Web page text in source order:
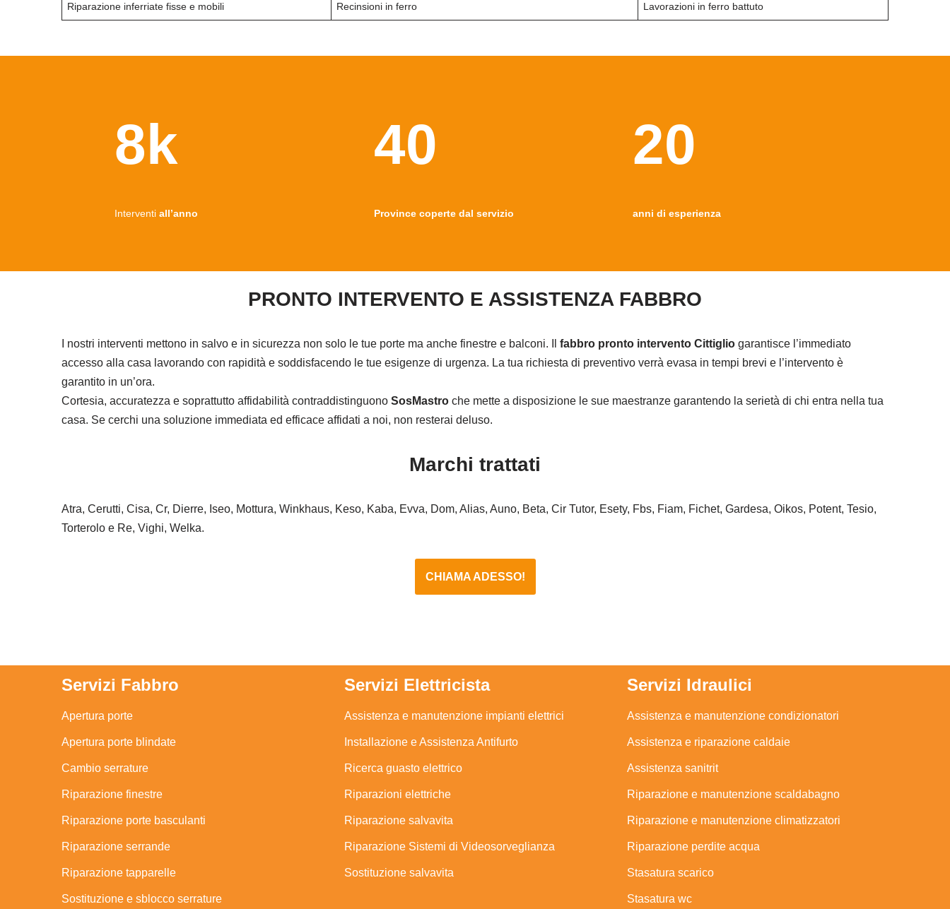
Riparazione inferriate fisse e mobili Recinsioni in ferro Lavorazioni in ferro battuto
8k
Interventi all’anno
40
Province coperte dal servizio
20
anni di esperienza
PRONTO INTERVENTO E ASSISTENZA FABBRO
I nostri interventi mettono in salvo e in sicurezza non solo le tue porte ma anche finestre e balconi. Il fabbro pronto intervento Cittiglio garantisce l’immediato
accesso alla casa lavorando con rapidità e soddisfacendo le tue esigenze di urgenza. La tua richiesta di preventivo verrà evasa in tempi brevi e l’intervento è
garantito in un’ora.
Cortesia, accuratezza e soprattutto affidabilità contraddistinguono SosMastro che mette a disposizione le sue maestranze garantendo la serietà di chi entra nella tua
casa. Se cerchi una soluzione immediata ed efficace affidati a noi, non resterai deluso.
Marchi trattati
Atra, Cerutti, Cisa, Cr, Dierre, Iseo, Mottura, Winkhaus, Keso, Kaba, Evva, Dom, Alias, Auno, Beta, Cir Tutor, Esety, Fbs, Fiam, Fichet, Gardesa, Oikos, Potent, Tesio,
Torterolo e Re, Vighi, Welka.
CHIAMA ADESSO!
Servizi Fabbro
Apertura porte
Apertura porte blindate
Cambio serrature
Riparazione finestre
Riparazione porte basculanti
Riparazione serrande
Riparazione tapparelle
Sostituzione e sblocco serrature
Servizi Elettricista
Assistenza e manutenzione impianti elettrici
Installazione e Assistenza Antifurto
Ricerca guasto elettrico
Riparazioni elettriche
Riparazione salvavita
Riparazione Sistemi di Videosorveglianza
Sostituzione salvavita
Servizi Idraulici
Assistenza e manutenzione condizionatori
Assistenza e riparazione caldaie
Assistenza sanitrit
Riparazione e manutenzione scaldabagno
Riparazione e manutenzione climatizzatori
Riparazione perdite acqua
Stasatura scarico
Stasatura wc